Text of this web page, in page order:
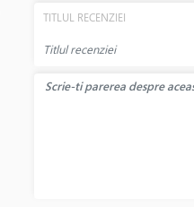
TITLUL RECENZIEI